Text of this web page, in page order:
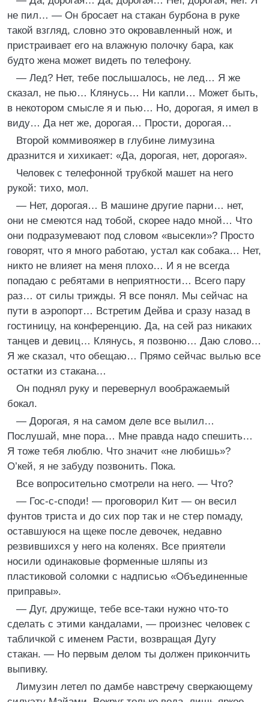
не пил… — Он бросает на стакан бурбона в руке
такой взгляд, словно это окровавленный нож, и
пристраивает его на влажную полочку бара, как
будто жена может видеть по телефону.
— Лед? Нет, тебе послышалось, не лед… Я же
сказал, не пью… Клянусь… Ни капли… Может быть,
в некотором смысле я и пью… Но, дорогая, я имел в
виду… Да нет же, дорогая… Прости, дорогая…
Второй коммивояжер в глубине лимузина
дразнится и хихикает: «Да, дорогая, нет, дорогая».
Человек с телефонной трубкой машет на него
рукой: тихо, мол.
— Нет, дорогая… В машине другие парни… нет,
они не смеются над тобой, скорее надо мной… Что
они подразумевают под словом «высекли»? Просто
говорят, что я много работаю, устал как собака… Нет,
никто не влияет на меня плохо… И я не всегда
попадаю с ребятами в неприятности… Всего пару
раз… от силы трижды. Я все понял. Мы сейчас на
пути в аэропорт… Встретим Дейва и сразу назад в
гостиницу, на конференцию. Да, на сей раз никаких
танцев и девиц… Клянусь, я позвоню… Даю слово…
Я же сказал, что обещаю… Прямо сейчас вылью все
остатки из стакана…
Он поднял руку и перевернул воображаемый
бокал.
— Дорогая, я на самом деле все вылил…
Послушай, мне пора… Мне правда надо спешить…
Я тоже тебя люблю. Что значит «не любишь»?
О’кей, я не забуду позвонить. Пока.
Все вопросительно смотрели на него. — Что?
— Гос-с-споди! — проговорил Кит — он весил
фунтов триста и до сих пор так и не стер помаду,
оставшуюся на щеке после девочек, недавно
резвившихся у него на коленях. Все приятели
носили одинаковые форменные шляпы из
пластиковой соломки с надписью «Объединенные
приправы».
— Дуг, дружище, тебе все-таки нужно что-то
сделать с этими кандалами, — произнес человек с
табличкой с именем Расти, возвращая Дугу
стакан. — Но первым делом ты должен прикончить
выпивку.
Лимузин летел по дамбе навстречу сверкающему